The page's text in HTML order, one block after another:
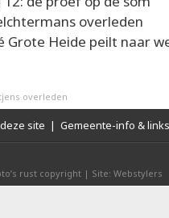
overleden
Grote Heide peilt naar
overleden
site | Gemeente-info & links
rust copyright | Site: Webstylers